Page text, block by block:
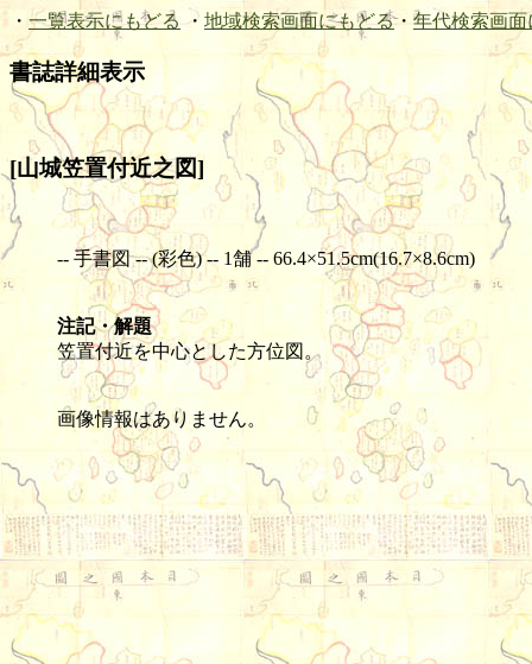
・ 一覧表示にもどる ・ 地域検索画面にもどる・ 年代検索画面
書誌詳細表示
[山城笠置付近之図]
-- 手書図 -- (彩色) -- 1舗 -- 66.4×51.5cm(16.7×8.6cm)
注記・解題
笠置付近を中心とした方位図。
画像情報はありません。